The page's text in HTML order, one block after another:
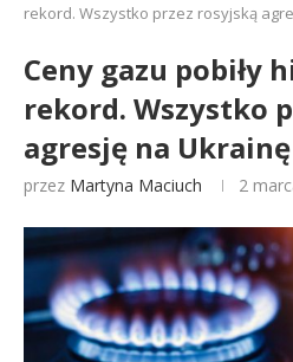
rekord. Wszystko przez rosyjską
Ceny gazu pobiły
rekord. Wszystko
agresję na Ukrainę
przez Martyna Maciuch 2